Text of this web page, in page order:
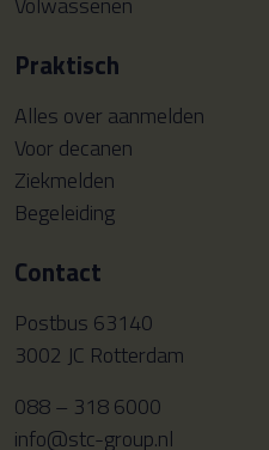
Praktisch
Alles over aanmelden
Voor decanen
Ziekmelden
Begeleiding
Contact
Postbus 63140
3002 JC Rotterdam
088 – 318 6000
info@stc-group.nl